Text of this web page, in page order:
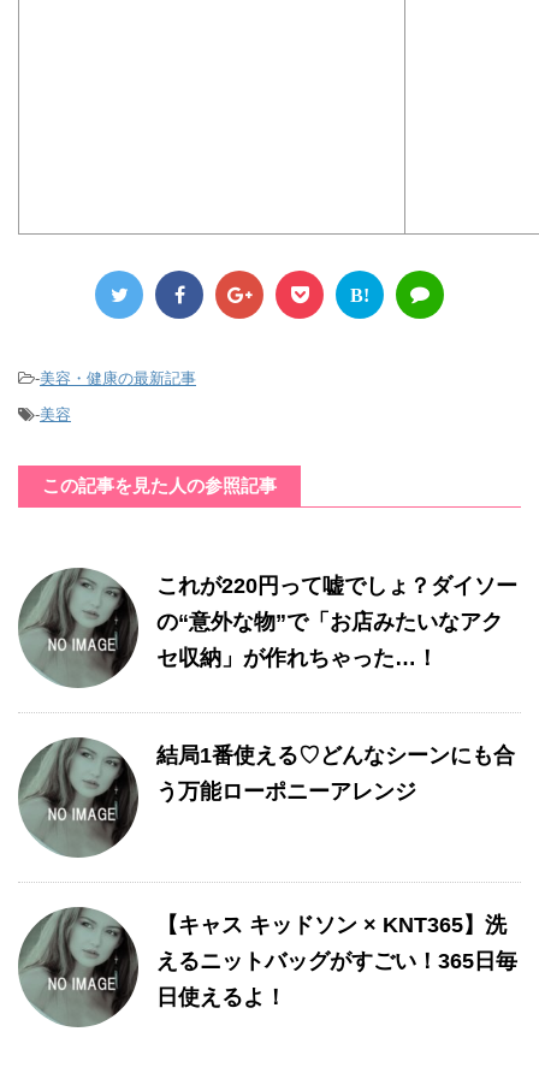
B!
-美容・健康の最新記事
-美容
この記事を見た人の参照記事
これが220円って嘘でしょ？ダイソー
の“意外な物”で「お店みたいなアク
セ収納」が作れちゃった…！
結局1番使える♡どんなシーンにも合
う万能ローポニーアレンジ
【キャス キッドソン × KNT365】洗
えるニットバッグがすごい！365日毎
日使えるよ！